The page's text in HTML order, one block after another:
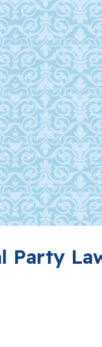
Party